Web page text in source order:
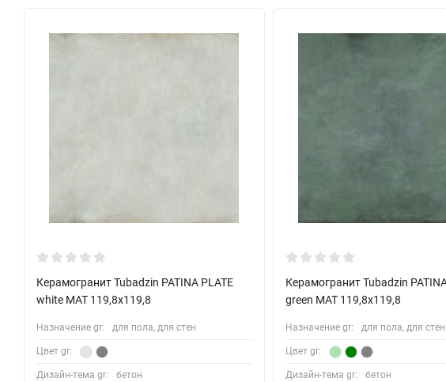
Керамогранит Tubadzin PATINA PLATE
white MAT 119,8x119,8
Назначение gr: для пола, для стен
Цвет gr:
Дизайн-тема gr: бетон
Керамогранит Tubadzin
green MAT 119,8x119,8
Назначение gr: для пола, для стен
Цвет gr:
Дизайн-тема gr: бетон